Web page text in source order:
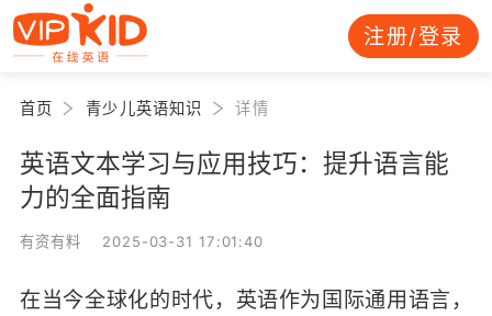
注册/登录
首页 青少儿英语知识 详情
英语文本学习与应用技巧：提升语言能
力的全面指南
有资有料 2025-03-31 17:01:40
在当今全球化的时代，英语作为国际通用语言，